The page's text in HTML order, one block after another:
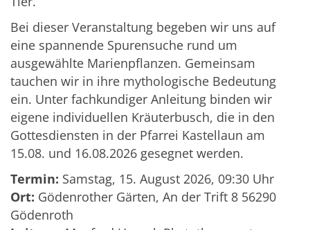
Bei dieser Veranstaltung begeben wir uns auf
eine spannende Spurensuche rund um
ausgewählte Marienpflanzen. Gemeinsam
tauchen wir in ihre mythologische Bedeutung
ein. Unter fachkundiger Anleitung binden wir
eigene individuellen Kräuterbusch, die in den
Gottesdiensten in der Pfarrei Kastellaun am
15.08. und 16.08.2026 gesegnet werden.
Termin: Samstag, 15. August 2026, 09:30 Uhr
Ort: Gödenrother Gärten, An der Trift 8 56290
Gödenroth